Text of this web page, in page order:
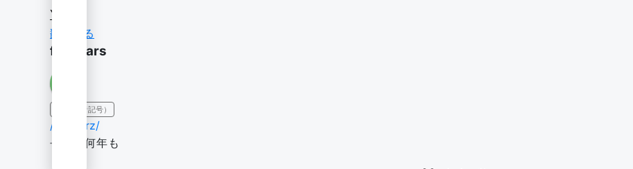
Years
翻訳する
for years
IPA（発音記号）
/fɔr jɪərz/
長年、何年も